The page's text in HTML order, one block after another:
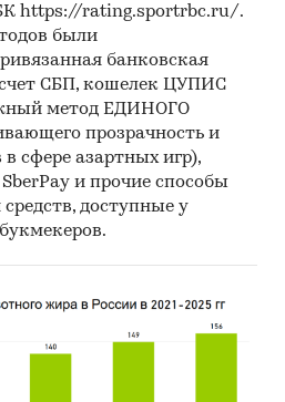
ограничениям,
налогам, а также
формам
на рынке
прогнозирования
и факторов для
учетом текущих и
компаний, с поправкой
и представителей
органов
(ЕМИСС)
https://rating.sportrbc.ru/.
были
банковская
СБП, кошелек ЦУПИС
метод ЕДИНОГО
прозрачность и
в сфере азартных игр),
и прочие способы
доступные у